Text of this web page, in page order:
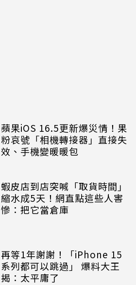
蘋果iOS 16.5更新爆災情！果
粉哀號「相機轉接器」直接失
效、手機變暖暖包
蝦皮店到店突喊「取貨時間」
縮水成5天！網直點這些人害
慘：把它當倉庫
再等1年謝謝！「iPhone 15
系列都可以跳過」 爆料大王
揭：太平庸了